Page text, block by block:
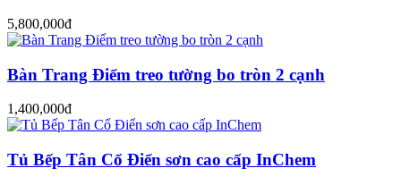
5,800,000đ
Bàn Trang Điểm treo tường bo tròn 2 cạnh
1,400,000đ
Tủ Bếp Tân Cổ Điển sơn cao cấp InChem